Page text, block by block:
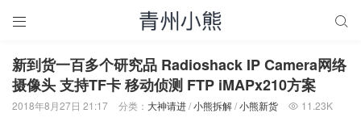
 
新到货一百多个研究品 Radioshack IP Camera网络
摄像头 支持TF卡 移动侦测 FTP iMAPx210方案
2018年8月27日 21:17 分类： 大神请进/小熊拆解/小熊新货  11.23K